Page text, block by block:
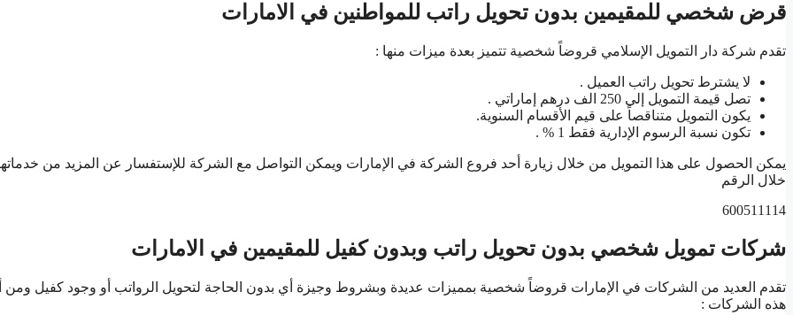
قرض شخصي للمقيمين بدون تحويل راتب للمواطنين في الامارات
تقدم شركة دار التمويل الإسلامي قروضاً شخصية تتميز بعدة ميزات منها :
لا يشترط تحويل راتب العميل .
تصل قيمة التمويل إلى 250 الف درهم إماراتي .
يكون التمويل متناقصاً على قيم الأقسام السنوية.
تكون نسبة الرسوم الإدارية فقط 1 % .
يمكن الحصول على هذا التمويل من خلال زيارة أحد فروع الشركة في الإمارات ويمكن التواصل مع الشركة للإستفسار عن المزيد من
خلال الرقم
600511114
شركات تمويل شخصي بدون تحويل راتب وبدون كفيل للمقيمين في الامارات
تقدم العديد من الشركات في الإمارات قروضاً شخصية بمميزات عديدة وبشروط وجيزة أي بدون الحاجة لتحويل الرواتب أو وجود كفيل ومن
هذه الشركات :